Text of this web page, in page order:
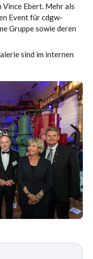
Ebert. Mehr als
Event für cdgw-
Gruppe sowie deren
sind im internen